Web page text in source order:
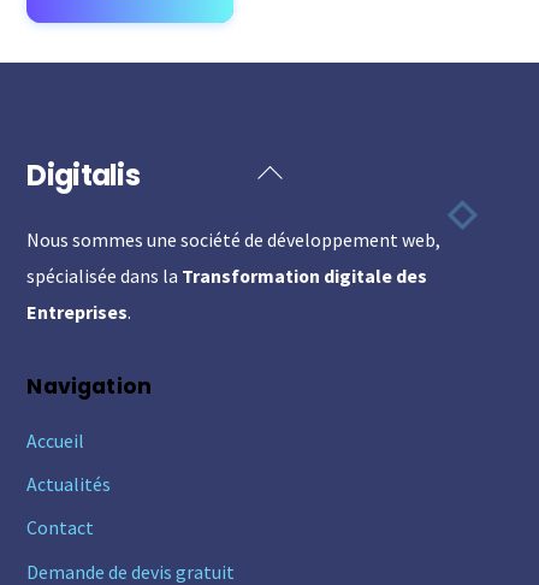
Back
Top
Digitalis
Nous sommes une société de développement web,
spécialisée dans la Transformation digitale des
Entreprises.
Navigation
Accueil
Actualités
Contact
Demande de devis gratuit